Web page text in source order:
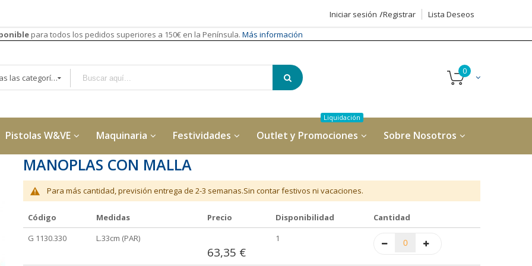
Iniciar sesión Registrar
Lista Deseos
para todos los pedidos superiores a 150€ en la Península. Más información
Todas las categorías
Pistolas W&VE Maquinaria Festividades Outlet y Promociones Sobre Nosotros
MANOPLAS CON MALLA
Para más cantidad, previsión entrega de 2-3 semanas.Sin contar festivos ni vacaciones.
Elementos
Código Medidas Precio Disponibilidad
Cantidad
G 1130.330
L.33cm (PAR)
63,35 €
1